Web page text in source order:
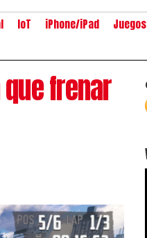
IoT iPhone/iPad Juegos
frenar